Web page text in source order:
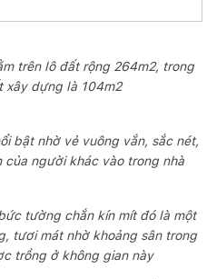
trên lô đất rộng 264m2, trong
xây dựng là 104m2
bật nhờ vẻ vuông vắn, sắc nét,
của người khác vào trong nhà
tường chắn kín mít đó là một
tươi mát nhờ khoảng sân trong
trồng ở không gian này